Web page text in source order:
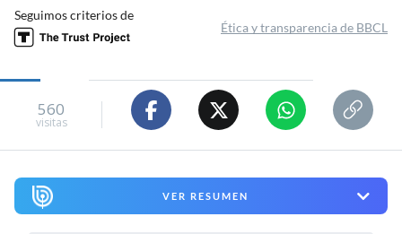
Seguimos criterios de
Ética y transparencia de BBCL
560
visitas
VER RESUMEN